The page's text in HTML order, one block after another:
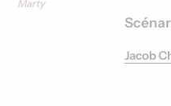
Marty
Jacob